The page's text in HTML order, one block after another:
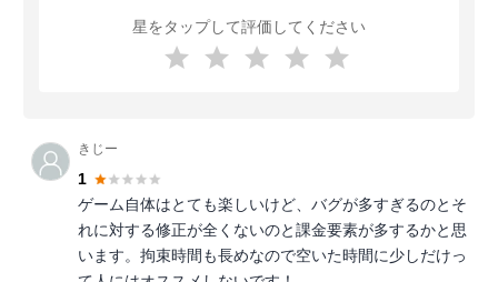
星をタップして評価してください
きじー
1
ゲーム自体はとても楽しいけど、バグが多すぎるのとそ
れに対する修正が全くないのと課金要素が多するかと思
います。拘束時間も長めなので空いた時間に少しだけっ